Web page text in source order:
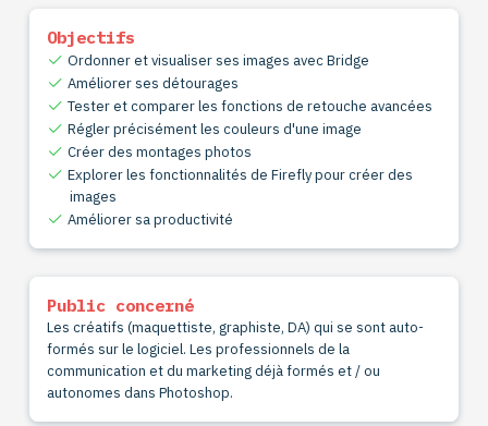
Objectifs
Ordonner et visualiser ses images avec Bridge
Améliorer ses détourages
Tester et comparer les fonctions de retouche avancées
Régler précisément les couleurs d'une image
Créer des montages photos
Explorer les fonctionnalités de Firefly pour créer des
images
Améliorer sa productivité
Public concerné
Les créatifs (maquettiste, graphiste, DA) qui se sont auto-
formés sur le logiciel. Les professionnels de la
communication et du marketing déjà formés et / ou
autonomes dans Photoshop.